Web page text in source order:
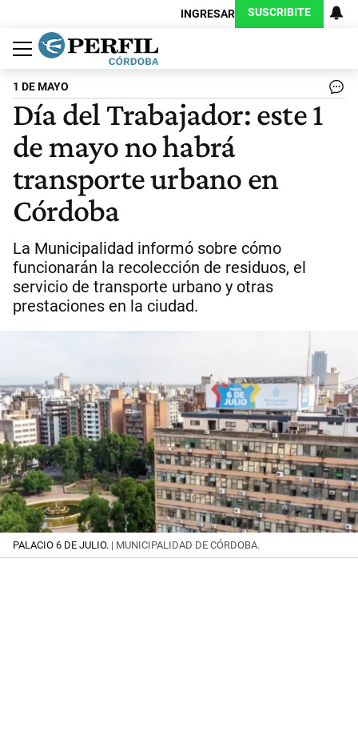
INGRESAR SUSCRIBITE
Política
Economía
Judiciales
Sociedad
Cultura
Espectáculos
Deportes
Protagonistas
1 DE MAYO
Día del Trabajador: este 1
de mayo no habrá
transporte urbano en
Córdoba
La Municipalidad informó sobre cómo
funcionarán la recolección de residuos, el
servicio de transporte urbano y otras
prestaciones en la ciudad.
PALACIO 6 DE JULIO. | MUNICIPALIDAD DE CÓRDOBA.